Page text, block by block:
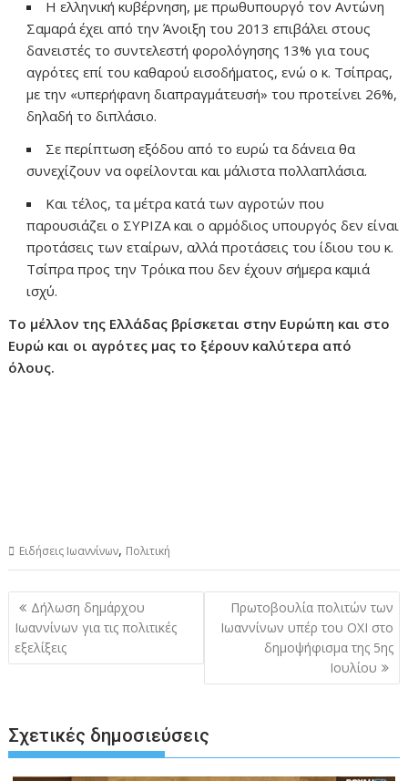
Η ελληνική κυβέρνηση, με πρωθυπουργό τον Αντώνη
Σαμαρά έχει από την Άνοιξη του 2013 επιβάλει στους
δανειστές το συντελεστή φορολόγησης 13% για τους
αγρότες επί του καθαρού εισοδήματος, ενώ ο κ. Τσίπρας,
με την «υπερήφανη διαπραγμάτευσή» του προτείνει 26%,
δηλαδή το διπλάσιο.
Σε περίπτωση εξόδου από το ευρώ τα δάνεια θα
συνεχίζουν να οφείλονται και μάλιστα πολλαπλάσια.
Και τέλος, τα μέτρα κατά των αγροτών που
παρουσιάζει ο ΣΥΡΙΖΑ και ο αρμόδιος υπουργός δεν είναι
προτάσεις των εταίρων, αλλά προτάσεις του ίδιου του κ.
Τσίπρα προς την Τρόικα που δεν έχουν σήμερα καμιά
ισχύ.
Το μέλλον της Ελλάδας βρίσκεται στην Ευρώπη και στο
Ευρώ και οι αγρότες μας το ξέρουν καλύτερα από
όλους.
Ειδήσεις Ιωαννίνων, Πολιτική
Πλοήγηση
άρθρων
Δήλωση δημάρχου
Ιωαννίνων για τις πολιτικές
εξελίξεις
Πρωτοβουλία πολιτών των
Ιωαννίνων υπέρ του ΟΧΙ στο
δημοψήφισμα της 5ης
Ιουλίου
Σχετικές δημοσιεύσεις